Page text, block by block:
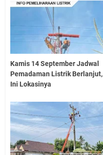
Kamis 14 September Jadwal
Pemadaman Listrik Berlanjut,
Ini Lokasinya